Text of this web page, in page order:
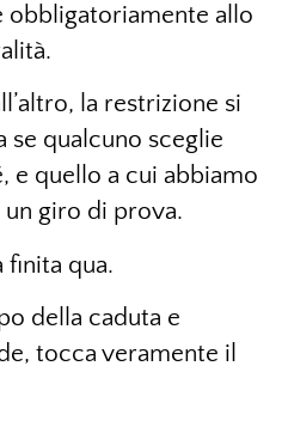
obbligatoriamente allo
la restrizione si
se qualcuno sceglie
e quello a cui abbiamo
giro di prova.
finita qua.
della caduta e
tocca veramente il